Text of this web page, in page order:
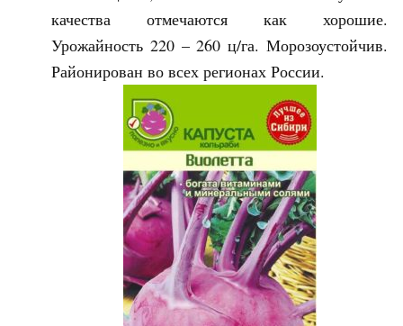
качества отмечаются как хорошие.
Урожайность 220 – 260 ц/га. Морозоустойчив.
Районирован во всех регионах России.